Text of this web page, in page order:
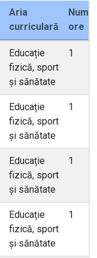
Aria
curriculară
ore
Educație
fizică, sport
și sănătate
1
Educație
fizică, sport
și sănătate
1
Educație
fizică, sport
și sănătate
1
Educație
fizică, sport
și sănătate
1